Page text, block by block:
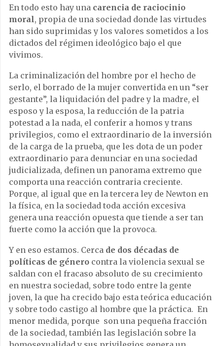
En todo esto hay una carencia de raciocinio
moral, propia de una sociedad donde las virtudes
han sido suprimidas y los valores sometidos a los
dictados del régimen ideológico bajo el que
vivimos.
La criminalización del hombre por el hecho de
serlo, el borrado de la mujer convertida en un “ser
gestante”, la liquidación del padre y la madre, el
esposo y la esposa, la reducción de la patria
potestad a la nada, el conferir a homos y trans
privilegios, como el extraordinario de la inversión
de la carga de la prueba, que les dota de un poder
extraordinario para denunciar en una sociedad
judicializada, definen un panorama extremo que
comporta una reacción contraria creciente.
Porque, al igual que en la tercera ley de Newton en
la física, en la sociedad toda acción excesiva
genera una reacción opuesta que tiende a ser tan
fuerte como la acción que la provoca.
Y en eso estamos. Cerca de dos décadas de
políticas de género contra la violencia sexual se
saldan con el fracaso absoluto de su crecimiento
en nuestra sociedad, sobre todo entre la gente
joven, la que ha crecido bajo esta teórica educación
y sobre todo castigo al hombre que la práctica. En
menor medida, porque son una pequeña fracción
de la sociedad, también las legislación sobre la